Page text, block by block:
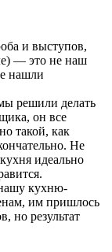
и выступов,
— это не наш
нашли
решили делать
он все
такой, как
Не
идеально
кухню-
им пришлось
но результат